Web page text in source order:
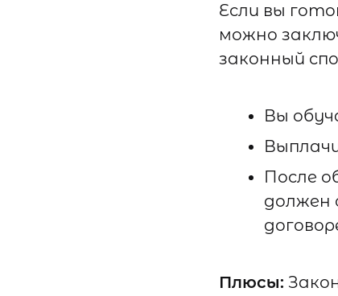
Если вы
можно
законный
Вы
После
должен
Плюсы: